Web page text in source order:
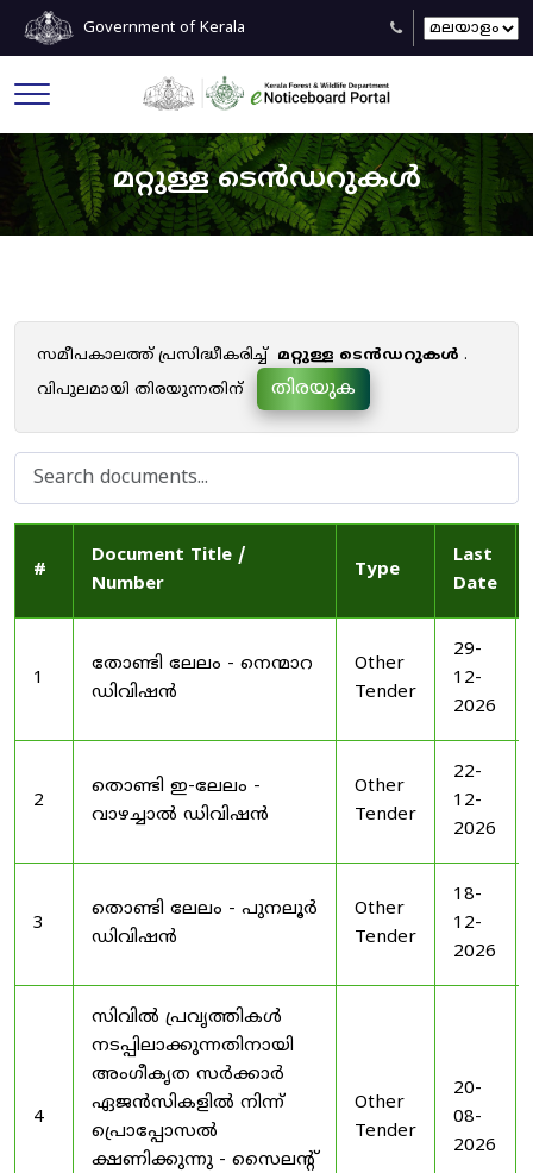
Government of Kerala
മറ്റുള്ള ടെൻഡറുകൾ
സമീപകാലത്ത് പ്രസിദ്ധീകരിച്ച് മറ്റുള്ള ടെൻഡറുകൾ .
വിപുലമായി തിരയുന്നതിന്
തിരയുക
#
Document Title /
Number
Type
Last
Date
1
തോണ്ടി ലേലം - നെന്മാറ
ഡിവിഷൻ
Other
Tender
29-
12-
2026
2
തൊണ്ടി ഇ-ലേലം -
വാഴച്ചാൽ ഡിവിഷൻ
Other
Tender
22-
12-
2026
3
തൊണ്ടി ലേലം - പുനലൂർ
ഡിവിഷൻ
Other
Tender
18-
12-
2026
4
സിവിൽ പ്രവൃത്തികൾ
നടപ്പിലാക്കുന്നതിനായി
അംഗീകൃത സർക്കാർ
ഏജൻസികളിൽ നിന്ന്
പ്രൊപ്പോസൽ
ക്ഷണിക്കുന്നു - സൈലന്റ്
Other
Tender
20-
08-
2026